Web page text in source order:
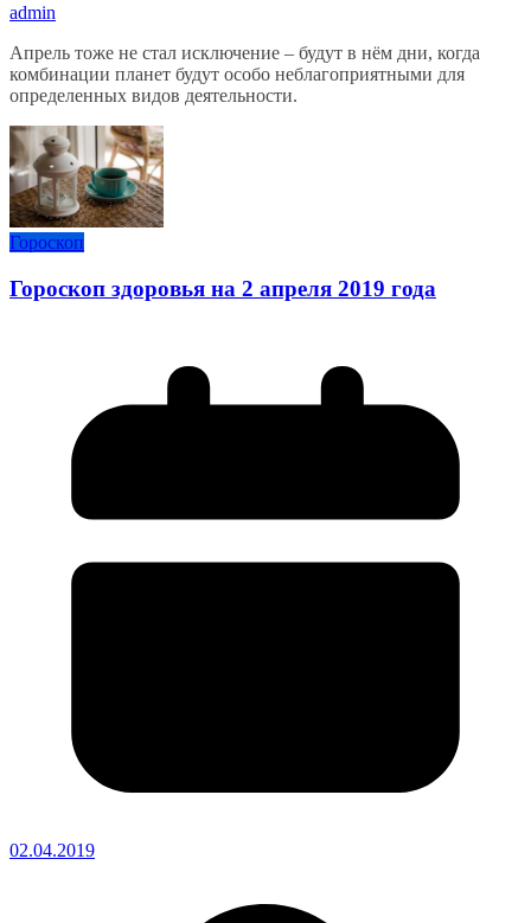
admin
Апрель тоже не стал исключение – будут в нём дни, когда
комбинации планет будут особо неблагоприятными для
определенных видов деятельности.
Гороскоп
Гороскоп здоровья на 2 апреля 2019 года
02.04.2019